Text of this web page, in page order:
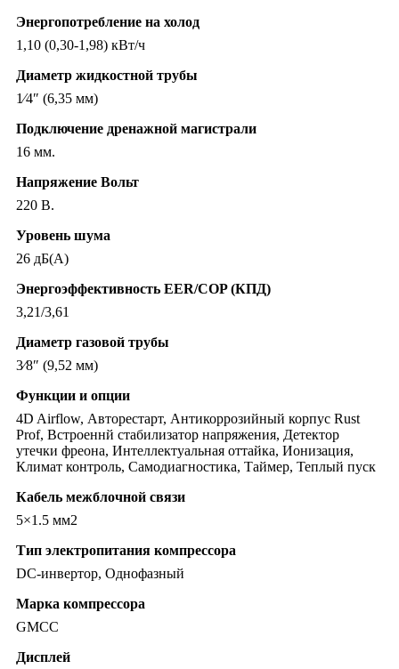
Энергопотребление на холод
1,10 (0,30-1,98) кВт/ч
Диаметр жидкостной трубы
1⁄4″ (6,35 мм)
Подключение дренажной магистрали
16 мм.
Напряжение Вольт
220 В.
Уровень шума
26 дБ(А)
Энергоэффективность EER/COP (КПД)
3,21/3,61
Диаметр газовой трубы
3⁄8″ (9,52 мм)
Функции и опции
4D Airflow, Авторестарт, Антикоррозийный корпус Rust
Prof, Встроеннй стабилизатор напряжения, Детектор
утечки фреона, Интеллектуальная оттайка, Ионизация,
Климат контроль, Самодиагностика, Таймер, Теплый пуск
Кабель межблочной связи
5×1.5 мм2
Тип электропитания компрессора
DC-инвертор, Однофазный
Марка компрессора
GMCC
Дисплей